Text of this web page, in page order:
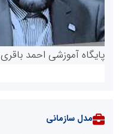
پایگاه آموزشی احمد باقری
مدل سازمانی